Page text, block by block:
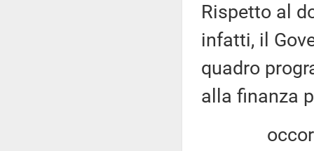
Rispetto al
infatti, il
quadro
alla finanza
occorre,